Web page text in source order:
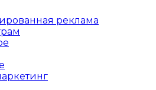
реклама